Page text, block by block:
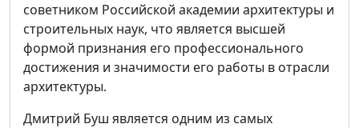
советником Российской академии архитектуры и
строительных наук, что является высшей
формой признания его профессионального
достижения и значимости его работы в отрасли
архитектуры.
Дмитрий Буш является одним из самых